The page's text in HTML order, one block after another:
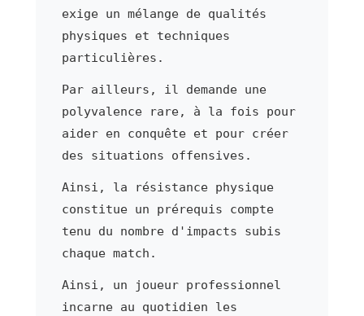
exige un mélange de qualités
physiques et techniques
particulières.
Par ailleurs, il demande une
polyvalence rare, à la fois pour
aider en conquête et pour créer
des situations offensives.
Ainsi, la résistance physique
constitue un prérequis compte
tenu du nombre d'impacts subis
chaque match.
Ainsi, un joueur professionnel
incarne au quotidien les